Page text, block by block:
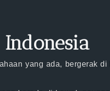
Indonesia
yang ada, bergerak